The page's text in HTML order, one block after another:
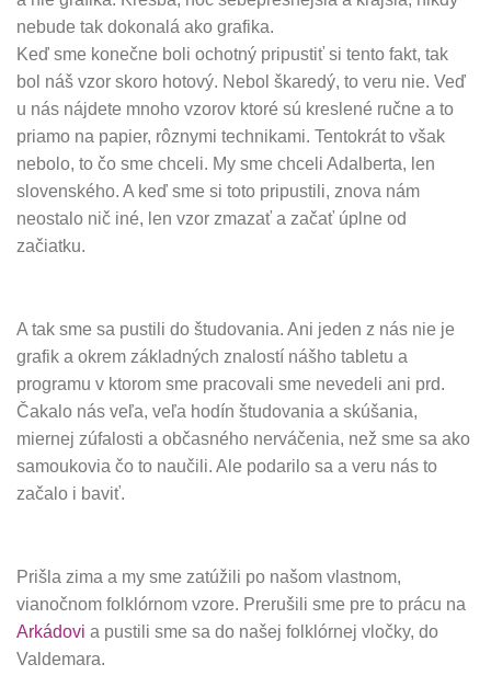
nebude tak dokonalá ako grafika.
Keď sme konečne boli ochotný pripustiť si tento fakt, tak
bol náš vzor skoro hotový. Nebol škaredý, to veru nie. Veď
u nás nájdete mnoho vzorov ktoré sú kreslené ručne a to
priamo na papier, rôznymi technikami. Tentokrát to však
nebolo, to čo sme chceli. My sme chceli Adalberta, len
slovenského. A keď sme si toto pripustili, znova nám
neostalo nič iné, len vzor zmazať a začať úplne od
začiatku.
A tak sme sa pustili do študovania. Ani jeden z nás nie je
grafik a okrem základných znalostí nášho tabletu a
programu v ktorom sme pracovali sme nevedeli ani prd.
Čakalo nás veľa, veľa hodín študovania a skúšania,
miernej zúfalosti a občasného nerváčenia, než sme sa ako
samoukovia čo to naučili. Ale podarilo sa a veru nás to
začalo i baviť.
Prišla zima a my sme zatúžili po našom vlastnom,
vianočnom folklórnom vzore. Prerušili sme pre to prácu na
Arkádovi a pustili sme sa do našej folklórnej vločky, do
Valdemara.